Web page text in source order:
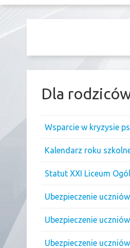
Dla
Wsparcie w kryzysie
Kalendarz roku
Statut XXI Liceum
Ubezpieczenie
Ubezpieczenie
Ubezpieczenie